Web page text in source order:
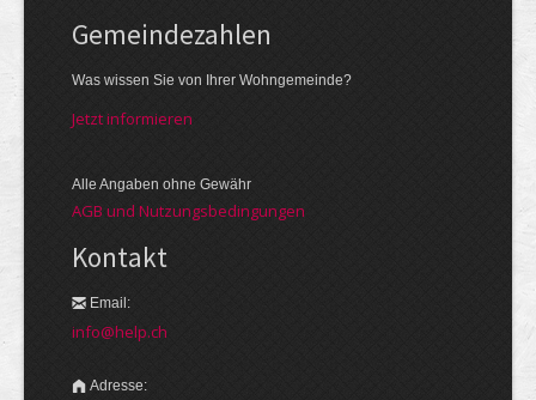
Gemeinde­zahlen
Was wissen Sie von Ihrer Wohngemeinde?
Jetzt informieren
Alle Angaben ohne Gewähr
AGB und Nutzungsbedingungen
Kontakt
Email:
info@help.ch
Adresse: